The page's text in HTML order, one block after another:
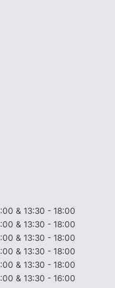
& 13:30 - 18:00
& 13:30 - 18:00
& 13:30 - 18:00
& 13:30 - 18:00
& 13:30 - 18:00
& 13:30 - 16:00